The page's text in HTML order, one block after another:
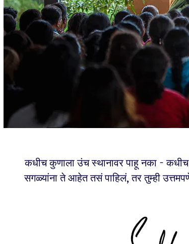
कधीच कुणाला उंच स्थानावर पाहू नका -
सगळ्यांना ते आहेत तसं पाहिलं, तर तुम्ही